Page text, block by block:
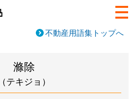
不動産用語集トップへ
滌除
（テキジョ）